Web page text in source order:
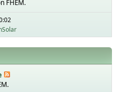
FHEM.